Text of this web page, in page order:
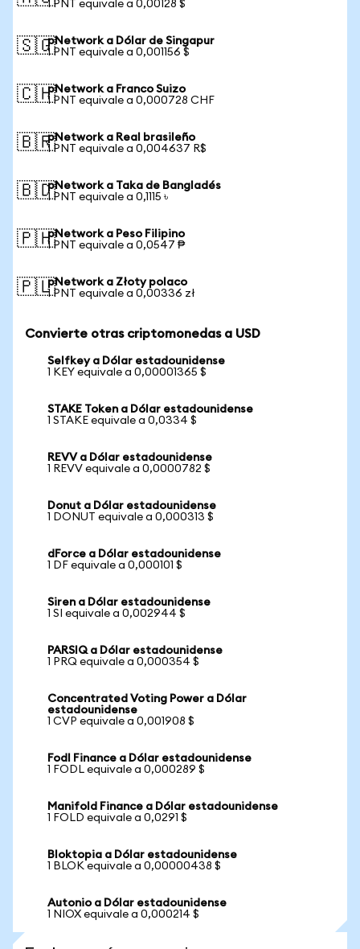
1 PNT equivale a 0,00128 $
🇸🇬pNetwork a Dólar de Singapur
1 PNT equivale a 0,001156 $
🇨🇭pNetwork a Franco Suizo
1 PNT equivale a 0,000728 CHF
🇧🇷pNetwork a Real brasileño
1 PNT equivale a 0,004637 R$
🇧🇩pNetwork a Taka de Bangladés
1 PNT equivale a 0,1115 ৳
🇵🇭pNetwork a Peso Filipino
1 PNT equivale a 0,0547 ₱
🇵🇱pNetwork a Złoty polaco
1 PNT equivale a 0,00336 zł
Convierte otras criptomonedas a USD
Selfkey a Dólar estadounidense
1 KEY equivale a 0,00001365 $
STAKE Token a Dólar estadounidense
1 STAKE equivale a 0,0334 $
REVV a Dólar estadounidense
1 REVV equivale a 0,0000782 $
Donut a Dólar estadounidense
1 DONUT equivale a 0,000313 $
dForce a Dólar estadounidense
1 DF equivale a 0,000101 $
Siren a Dólar estadounidense
1 SI equivale a 0,002944 $
PARSIQ a Dólar estadounidense
1 PRQ equivale a 0,000354 $
Concentrated Voting Power a Dólar
estadounidense
1 CVP equivale a 0,001908 $
Fodl Finance a Dólar estadounidense
1 FODL equivale a 0,000289 $
Manifold Finance a Dólar estadounidense
1 FOLD equivale a 0,0291 $
Bloktopia a Dólar estadounidense
1 BLOK equivale a 0,00000438 $
Autonio a Dólar estadounidense
1 NIOX equivale a 0,000214 $